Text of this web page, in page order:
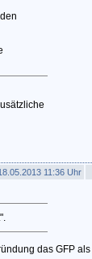
11:36 Uhr
das GFP als